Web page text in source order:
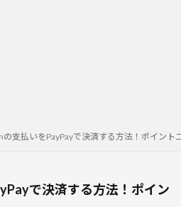
の支払いをPayPayで決済する方法！ポイント
で決済する方法！ポイン